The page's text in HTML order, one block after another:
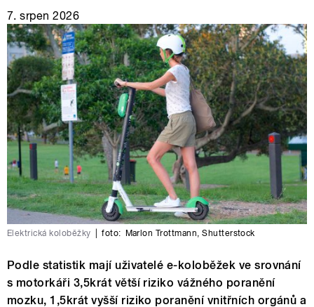
7. srpen 2026
Elektrická koloběžky foto: Marlon Trottmann,Shutterstock
Podle statistik mají uživatelé e-koloběžek ve srovnání
s motorkáři 3,5krát větší riziko vážného poranění
mozku, 1,5krát vyšší riziko poranění vnitřních orgánů a